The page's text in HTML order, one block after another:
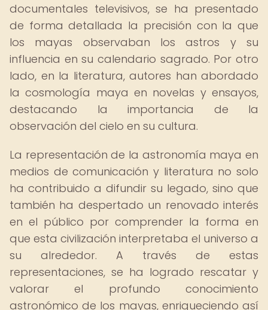
documentales televisivos, se ha presentado
de forma detallada la precisión con la que
los mayas observaban los astros y su
influencia en su calendario sagrado. Por otro
lado, en la literatura, autores han abordado
la cosmología maya en novelas y ensayos,
destacando la importancia de la
observación del cielo en su cultura.
La representación de la astronomía maya en
medios de comunicación y literatura no solo
ha contribuido a difundir su legado, sino que
también ha despertado un renovado interés
en el público por comprender la forma en
que esta civilización interpretaba el universo a
su alrededor. A través de estas
representaciones, se ha logrado rescatar y
valorar el profundo conocimiento
astronómico de los mayas, enriqueciendo así